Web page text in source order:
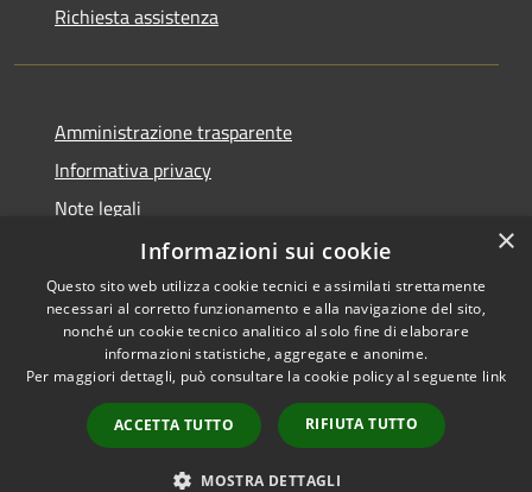
Richiesta assistenza
Amministrazione trasparente
Informativa privacy
Note legali
Dichiarazione di accessibilità
RSS
Accessibilità
Copyright © 2026 • Città di
Comacchio • Powered by
Municipium•
Accesso
redazione
×
Informazioni sui cookie
Questo sito web utilizza cookie tecnici e assimilati strettamente
necessari al corretto funzionamento e alla navigazione del sito,
nonché un cookie tecnico analitico al solo fine di elaborare
informazioni statistiche, aggregate e anonime.
Per maggiori dettagli, può consultare la cookie policy al seguente link
ACCETTA TUTTO RIFIUTA TUTTO
MOSTRA DETTAGLI